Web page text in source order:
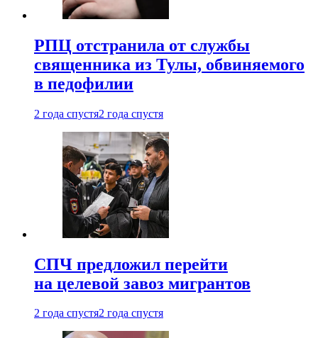
РПЦ отстранила от службы
священника из Тулы, обвиняемого
в педофилии
2 года спустя2 года спустя
СПЧ предложил перейти
на целевой завоз мигрантов
2 года спустя2 года спустя